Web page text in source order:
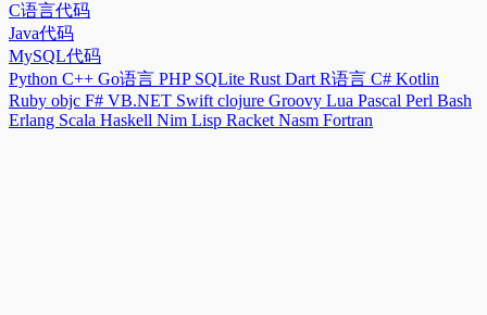
C语言代码
Java代码
MySQL代码
Python C++ Go语言 PHP SQLite Rust Dart R语言 C# Kotlin
Ruby objc F# VB.NET Swift clojure Groovy Lua Pascal Perl Bash
Erlang Scala Haskell Nim Lisp Racket Nasm Fortran